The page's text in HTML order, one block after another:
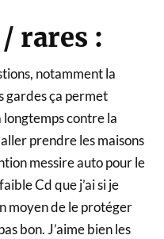
rares :
notamment la
gardes ça permet
contre la
prendre les maisons
messire auto pour le
Cd que j’ai si je
moyen de le protéger
bon. J’aime bien les